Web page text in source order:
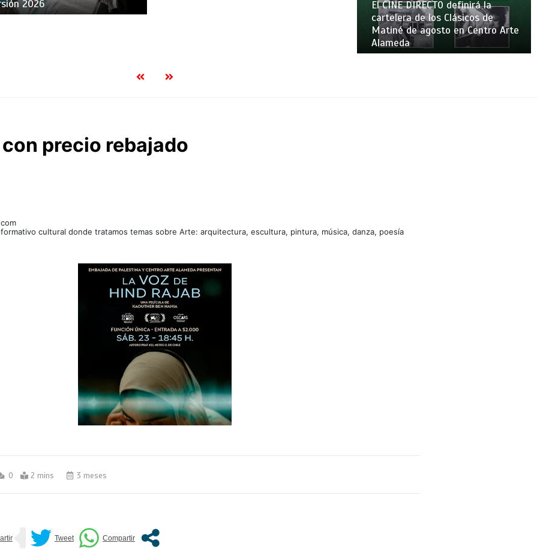
2026
El CINE DIRECTO definirá la
cartelera de los Clásicos de
Matiné de agosto en Centro Arte
Alameda
precio rebajado
cultural donde tratamos temas sobre Arte: arquitectura, escultura, pintura, música, danza, poesía
0 2 mins 3 meses